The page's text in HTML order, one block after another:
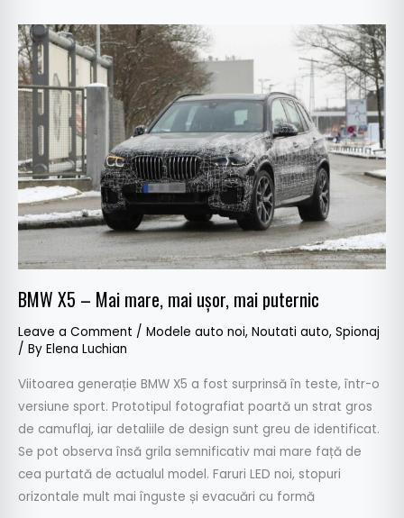
BMW X5 – Mai mare, mai ușor, mai puternic
Leave a Comment / Modele auto noi, Noutati auto, Spionaj
/ By Elena Luchian
Viitoarea generație BMW X5 a fost surprinsă în teste, într-o
versiune sport. Prototipul fotografiat poartă un strat gros
de camuflaj, iar detaliile de design sunt greu de identificat.
Se pot observa însă grila semnificativ mai mare față de
cea purtată de actualul model. Faruri LED noi, stopuri
orizontale mult mai înguste și evacuări cu formă
BMW
X5
–
Mai
mare,
mai
ușor,
mai
puternic